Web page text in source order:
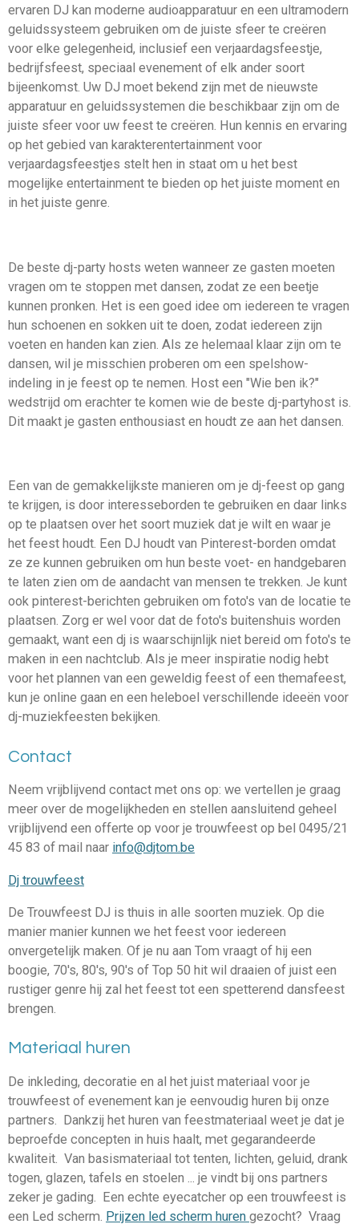
ervaren DJ kan moderne audioapparatuur en een ultramodern
geluidssysteem gebruiken om de juiste sfeer te creëren
voor elke gelegenheid, inclusief een verjaardagsfeestje,
bedrijfsfeest, speciaal evenement of elk ander soort
bijeenkomst. Uw DJ moet bekend zijn met de nieuwste
apparatuur en geluidssystemen die beschikbaar zijn om de
juiste sfeer voor uw feest te creëren. Hun kennis en ervaring
op het gebied van karakterentertainment voor
verjaardagsfeestjes stelt hen in staat om u het best
mogelijke entertainment te bieden op het juiste moment en
in het juiste genre.
De beste dj-party hosts weten wanneer ze gasten moeten
vragen om te stoppen met dansen, zodat ze een beetje
kunnen pronken. Het is een goed idee om iedereen te vragen
hun schoenen en sokken uit te doen, zodat iedereen zijn
voeten en handen kan zien. Als ze helemaal klaar zijn om te
dansen, wil je misschien proberen om een spelshow-
indeling in je feest op te nemen. Host een "Wie ben ik?"
wedstrijd om erachter te komen wie de beste dj-partyhost is.
Dit maakt je gasten enthousiast en houdt ze aan het dansen.
Een van de gemakkelijkste manieren om je dj-feest op gang
te krijgen, is door interesseborden te gebruiken en daar links
op te plaatsen over het soort muziek dat je wilt en waar je
het feest houdt. Een DJ houdt van Pinterest-borden omdat
ze ze kunnen gebruiken om hun beste voet- en handgebaren
te laten zien om de aandacht van mensen te trekken. Je kunt
ook pinterest-berichten gebruiken om foto's van de locatie te
plaatsen. Zorg er wel voor dat de foto's buitenshuis worden
gemaakt, want een dj is waarschijnlijk niet bereid om foto's te
maken in een nachtclub. Als je meer inspiratie nodig hebt
voor het plannen van een geweldig feest of een themafeest,
kun je online gaan en een heleboel verschillende ideeën voor
dj-muziekfeesten bekijken.
Contact
Neem vrijblijvend contact met ons op: we vertellen je graag
meer over de mogelijkheden en stellen aansluitend geheel
vrijblijvend een offerte op voor je trouwfeest op bel 0495/21
45 83 of mail naar info@djtom.be
Dj trouwfeest
De Trouwfeest DJ is thuis in alle soorten muziek. Op die
manier manier kunnen we het feest voor iedereen
onvergetelijk maken. Of je nu aan Tom vraagt of hij een
boogie, 70's, 80's, 90's of Top 50 hit wil draaien of juist een
rustiger genre hij zal het feest tot een spetterend dansfeest
brengen.
Materiaal huren
De inkleding, decoratie en al het juist materiaal voor je
trouwfeest of evenement kan je eenvoudig huren bij onze
partners. Dankzij het huren van feestmateriaal weet je dat je
beproefde concepten in huis haalt, met gegarandeerde
kwaliteit. Van basismateriaal tot tenten, lichten, geluid, drank
togen, glazen, tafels en stoelen ... je vindt bij ons partners
zeker je gading. Een echte eyecatcher op een trouwfeest is
een Led scherm. Prijzen led scherm huren gezocht? Vraag